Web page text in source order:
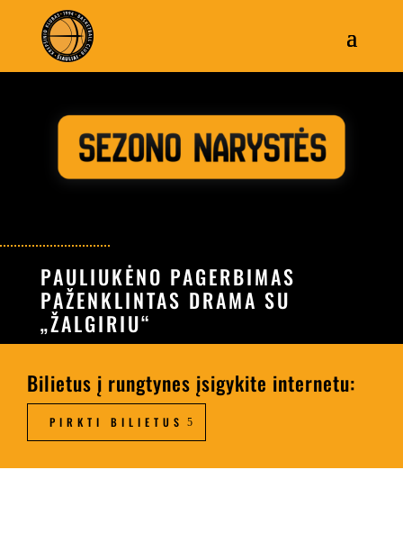
PAULIUKĖNO PAGERBIMAS
PAŽENKLINTAS DRAMA SU
„ŽALGIRIU“
Bilietus į rungtynes įsigykite internetu:
PIRKTI BILIETUS